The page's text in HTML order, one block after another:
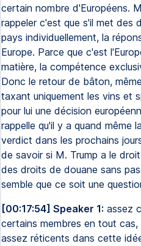
certain nombre d'Européens.
rappeler c'est que s'il met des
pays individuellement, la
Europe. Parce que c'est
matière, la compétence
Donc le retour de bâton,
taxant uniquement les vins et
pour lui une décision
rappelle qu'il y a quand même
verdict dans les prochains
de savoir si M. Trump a le
des droits de douane sans
semble que ce soit une
[00:17:54] Speaker 1: assez
certains membres en tout
assez réticents dans cette